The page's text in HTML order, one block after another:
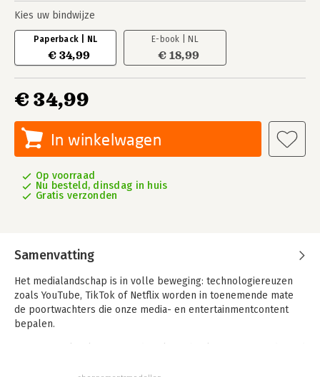
Kies uw bindwijze
Paperback | NL
€ 34,99
E-book | NL
€ 18,99
€ 34,99
In winkelwagen
Op voorraad
Nu besteld, dinsdag in huis
Gratis verzonden
Samenvatting
Het medialandschap is in volle beweging: technologiereuzen
zoals YouTube, TikTok of Netflix worden in toenemende mate
de poortwachters die onze media- en entertainmentcontent
bepalen.